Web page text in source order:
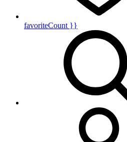
favoriteCount }}